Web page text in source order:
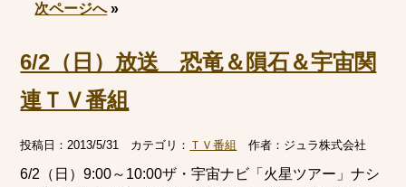
次ページへ»
6/2（日）放送 恐竜＆隕石＆宇宙関
連ＴＶ番組
投稿日：2013/5/31 カテゴリ： ＴＶ番組 作者： ジュラ株式会社
6/2（日）9:00～10:00ザ・宇宙ナビ「火星ツアー」ナシ